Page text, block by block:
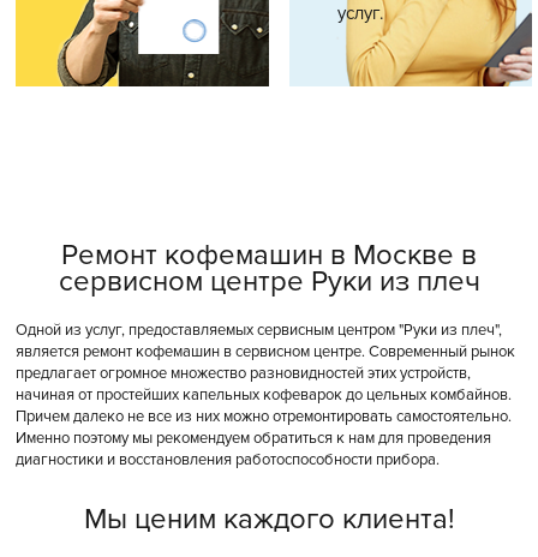
услуг.
Ремонт кофемашин в Москве в
сервисном центре Руки из плеч
Одной из услуг, предоставляемых сервисным центром "Руки из плеч",
является ремонт кофемашин в сервисном центре. Современный рынок
предлагает огромное множество разновидностей этих устройств,
начиная от простейших капельных кофеварок до цельных комбайнов.
Причем далеко не все из них можно отремонтировать самостоятельно.
Именно поэтому мы рекомендуем обратиться к нам для проведения
диагностики и восстановления работоспособности прибора.
Мы ценим каждого клиента!